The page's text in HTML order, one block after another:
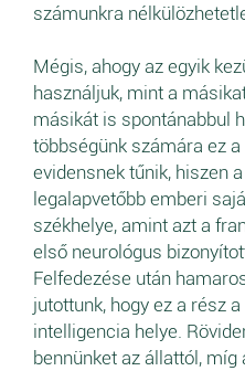
számunkra
Mégis, ahogy az egyik
használjuk, mint a
másikát is spontánabbul
többségünk számára ez a
evidensnek tűnik, hiszen
legalapvetőbb emberi
székhelye, amint azt a
első neurológus
Felfedezése után
jutottunk, hogy ez a rész
intelligencia helye.
bennünket az állattól, míg